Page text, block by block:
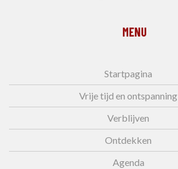
MENU
Startpagina
Vrije tijd en ontspanning
Verblijven
Ontdekken
Agenda